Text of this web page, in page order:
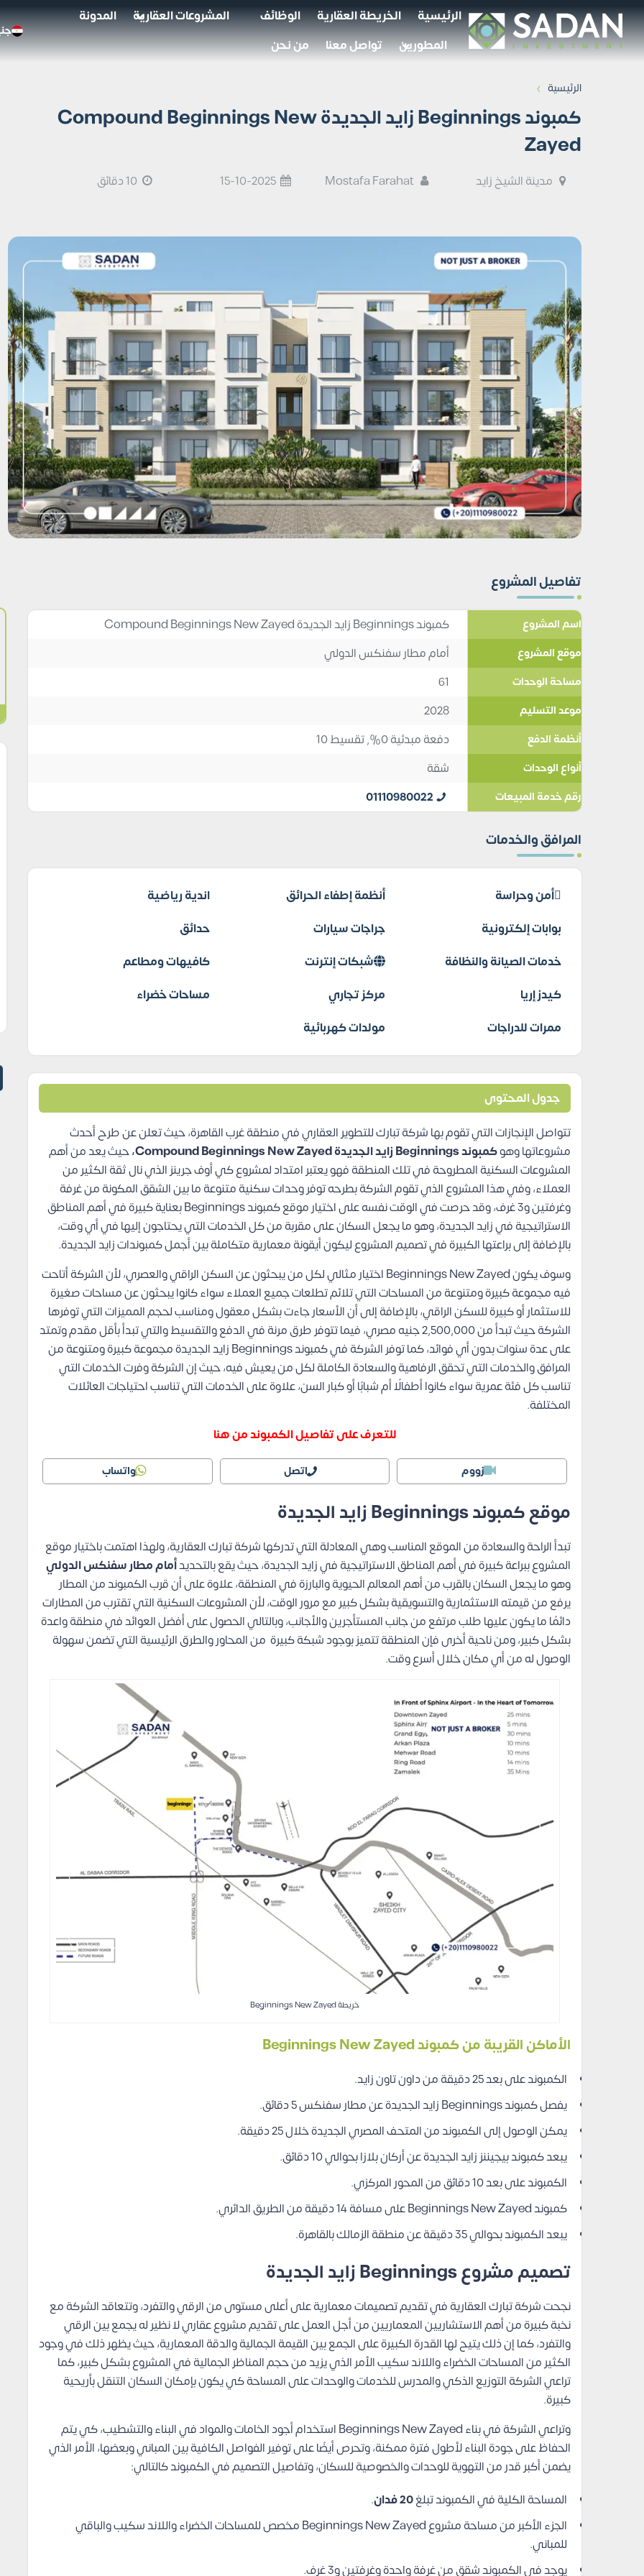
الرئيسية الخريطة العقارية الوظائف المشروعات العقارية
المدونة
المطورين
تواصل معنا من نحن
الرئيسية ›
كمبوند Beginnings زايد الجديدة Compound Beginnings New
Zayed
مدينة الشيخ زايد 15-10-2025
تفاصيل المشروع
اسم المشروع كمبوند Beginnings زايد الجديدة Compound Beginnings New Zayed
موقع المشروع أمام مطار سفنكس الدولي
مساحة الوحدات 61
موعد التسليم 2028
أنظمة الدفع دفعة مبدئية 0%, تقسيط 10
أنواع الوحدات شقة
رقم خدمة المبيعات 01110980022
المرافق والخدمات
أمن وحراسة أنظمة إطفاء الحرائق
اندية رياضية
بوابات إلكترونية
جراجات سيارات
حدائق
خدمات الصيانة والنظافة
شبكات إنترنت
كافيهات ومطاعم
كيدز إريا
مركز تجاري
مساحات خضراء
ممرات للدراجات
مولدات كهربائية
جدول المحتوى
تتواصل الإنجازات التي تقوم بها شركة تبارك للتطوير العقاري في منطقة غرب القاهرة، حيث تعلن عن طرح أحدث
مشروعاتها وهوكمبوند Beginnings زايد الجديدة Compound Beginnings New Zayed،
حيث يعد من أهم
المشروعات السكنية المطروحة في تلك المنطقة فهو يعتبر امتداد لمشروع كي أوف جرينز الذي نال ثقة الكثير من
العملاء، وفي هذا المشروع الذي تقوم الشركة بطرحه توفر وحدات سكنية متنوعة ما بين الشقق المكونة من غرفة
وغرفتين و3 غرف، وقد حرصت في الوقت نفسه على اختيار موقع كمبوند Beginnings بعناية كبيرة في أهم المناطق
الاستراتيجية في زايد الجديدة، وهو ما يجعل السكان على مقربة من كل الخدمات التي يحتاجون إليها في أي وقت،
بالإضافة إلى براعتها الكبيرة في تصميم المشروع ليكون أيقونة معمارية متكاملة بين أجمل كمبوندات زايد الجديدة.
وسوف يكون Beginnings New Zayed اختيار مثالي لكل من يبحثون عن السكن الراقي والعصري، لأن الشركة أتاحت
فيه مجموعة كبيرة ومتنوعة من المساحات التي تلائم تطلعات جميع العملاء سواء كانوا يبحثون عن مساحات صغيرة
للاستثمار أو كبيرة للسكن الراقي، بالإضافة إلى أن الأسعار جاءت بشكل معقول ومناسب لحجم المميزات التي توفرها
الشركة حيث تبدأ من 2,500,000 جنيه مصري، فيما تتوفر طرق مرنة في الدفع والتقسيط والتي تبدأ بأقل مقدم وتمتد
على عدة سنوات بدون أي فوائد، كما توفر الشركة في كمبوند Beginnings زايد الجديدة مجموعة كبيرة ومتنوعة من
المرافق والخدمات التي تحقق الرفاهية والسعادة الكاملة لكل من يعيش فيه، حيث إن الشركة وفرت الخدمات التي
تناسب كل فئة عمرية سواء كانوا أطفالًا أم شبابًا أو كبار السن، علاوة على الخدمات التي تناسب احتياجات العائلات
المختلفة.
للتعرف على تفاصيل الكمبوند من هنا
زووم اتصل واتساب
موقع كمبوند Beginnings زايد الجديدة
تبدأ الراحة والسعادة من الموقع المناسب وهي المعادلة التي تدركها شركة تبارك العقارية، ولهذا اهتمت باختيار موقع
المشروع ببراعة كبيرة في أهم المناطق الاستراتيجية في زايد الجديدة، حيث يقع بالتحديدأمام مطار سفنكس الدولي
وهو ما يجعل السكان بالقرب من أهم المعالم الحيوية والبارزة في المنطقة، علاوة على أن قرب الكمبوند من المطار
يرفع من قيمته الاستثمارية والتسويقية بشكل كبير مع مرور الوقت، لأن المشروعات السكنية التي تقترب من المطارات
دائمًا ما يكون عليها طلب مرتفع من جانب المستأجرين والأجانب، وبالتالي الحصول على أفضل العوائد في منطقة واعدة
بشكل كبير، ومن ناحية أخرى فإن المنطقة تتميز بوجود شبكة كبيرة من المحاور والطرق الرئيسية التي تضمن سهولة
الوصول له من أي مكان خلال أسرع وقت.
خريطة Beginnings New Zayed
الأماكن القريبة من كمبوند Beginnings New Zayed
الكمبوند على بعد 25 دقيقة من داون تاون زايد.
يفصل كمبوند Beginnings زايد الجديدة عن مطار سفنكس 5 دقائق.
يمكن الوصول إلى الكمبوند من المتحف المصري الجديدة خلال 25 دقيقة.
يبعد كمبوند بيجيننز زايد الجديدة عن أركان بلازا بحوالي 10 دقائق.
الكمبوند على بعد 10 دقائق من المحور المركزي.
كمبوند Beginnings New Zayed على مسافة 14 دقيقة من الطريق الدائري.
يبعد الكمبوند بحوالي 35 دقيقة عن منطقة الزمالك بالقاهرة.
تصميم مشروع Beginnings زايد الجديدة
نجحت شركة تبارك العقارية في تقديم تصميمات معمارية على أعلى مستوى من الرقي والتفرد، وتتعاقد الشركة مع
نخبة كبيرة من أهم الاستشاريين المعماريين من أجل العمل على تقديم مشروع عقاري لا نظير له يجمع بين الرقي
والتفرد، كما إن ذلك يتيح لها القدرة الكبيرة على الجمع بين القيمة الجمالية والدقة المعمارية، حيث يظهر ذلك في وجود
الكثير من المساحات الخضراء واللاند سكيب الأمر الذي يزيد من حجم المناظر الجمالية في المشروع بشكل كبير، كما
تراعي الشركة التوزيع الذكي والمدرس للخدمات والوحدات على المساحة كي يكون بإمكان السكان التنقل بأريحية
كبيرة.
وتراعي الشركة في بناء Beginnings New Zayed استخدام أجود الخامات والمواد في البناء والتشطيب، كي يتم
الحفاظ على جودة البناء لأطول فترة ممكنة، وتحرص أيضًا على توفير الفواصل الكافية بين المباني وبعضها، الأمر الذي
يضمن أكبر قدر من التهوية للوحدات والخصوصية للسكان، وتفاصيل التصميم في الكمبوند كالتالي:
المساحة الكلية في الكمبوند تبلغ20 فدان
.
الجزء الأكبر من مساحة مشروع Beginnings New Zayed مخصص للمساحات الخضراء واللاند سكيب والباقي
للمباني.
يوجد في الكمبوند شقق من غرفة واحدة وغرفتين و3 غرف.